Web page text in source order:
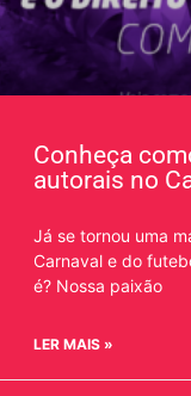
Conheça
autorais no
Já se tornou uma
Carnaval e do
é? Nossa paixão
LER MAIS »